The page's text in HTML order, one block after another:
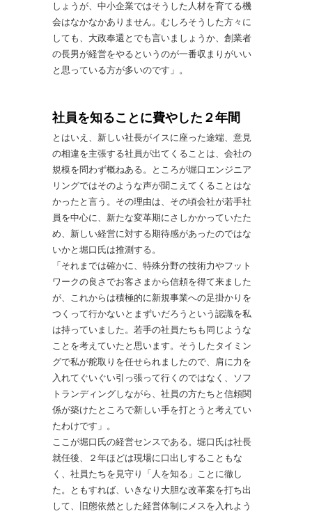
しょうが、中小企業ではそうした人材を育てる機
会はなかなかありません。むしろそうした方々に
しても、大政奉還とでも言いましょうか、創業者
の長男が経営をやるというのが一番収まりがいい
と思っている方が多いのです」。
社員を知ることに費やした２年間
とはいえ、新しい社長がイスに座った途端、意見
の相違を主張する社員が出てくることは、会社の
規模を問わず概ねある。ところが堀口エンジニア
リングではそのような声が聞こえてくることはな
かったと言う。その理由は、その頃会社が若手社
員を中心に、新たな変革期にさしかかっていたた
め、新しい経営に対する期待感があったのではな
いかと堀口氏は推測する。
「それまでは確かに、特殊分野の技術力やフット
ワークの良さでお客さまから信頼を得て来ました
が、これからは積極的に新規事業への足掛かりを
つくって行かないとまずいだろうという認識を私
は持っていました。若手の社員たちも同じような
ことを考えていたと思います。そうしたタイミン
グで私が舵取りを任せられましたので、肩に力を
入れてぐいぐい引っ張って行くのではなく、ソフ
トランディングしながら、社員の方たちと信頼関
係が築けたところで新しい手を打とうと考えてい
たわけです」。
ここが堀口氏の経営センスである。堀口氏は社長
就任後、２年ほどは現場に口出しすることもな
く、社員たちを見守り「人を知る」ことに徹し
た。ともすれば、いきなり大胆な改革案を打ち出
して、旧態依然とした経営体制にメスを入れよう